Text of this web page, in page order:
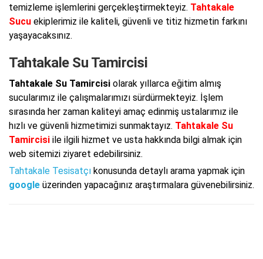
temizleme işlemlerini gerçekleştirmekteyiz. Tahtakale
Sucu ekiplerimiz ile kaliteli, güvenli ve titiz hizmetin farkını
yaşayacaksınız.
Tahtakale Su Tamircisi
Tahtakale Su Tamircisi olarak yıllarca eğitim almış
sucularımız ile çalışmalarımızı sürdürmekteyiz. İşlem
sırasında her zaman kaliteyi amaç edinmiş ustalarımız ile
hızlı ve güvenli hizmetimizi sunmaktayız. Tahtakale Su
Tamircisi ile ilgili hizmet ve usta hakkında bilgi almak için
web sitemizi ziyaret edebilirsiniz.
Tahtakale Tesisatçı konusunda detaylı arama yapmak için
google üzerinden yapacağınız araştırmalara güvenebilirsiniz.